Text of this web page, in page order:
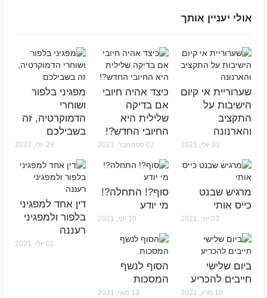
אולי יעניין אותך
מפגיני בלפור
ושוחרי
הדמוקרטיה, זה
בשבילכם
28 יולי, 2022
כיצד אהיה חיובי
אם בדיקה
שלילית היא
החיובי החדש?!
02 ספטמבר, 2021
שערוריית אי קיום
הישיבות על
התקציב
והארנונה
01 יולי, 2021
דין אחד למפגיני
בלפור ולמפגיני
רעננה
01 יולי, 2021
סוף?! התחלה?!
מי יודע
10 יוני, 2021
מרגיש שבנט
כייס אותי
03 יוני, 2021
הסוף לנשף
המסכות
13 מאי, 2021
ביום שלישי
חייבים להכריע
18 מרץ, 2021